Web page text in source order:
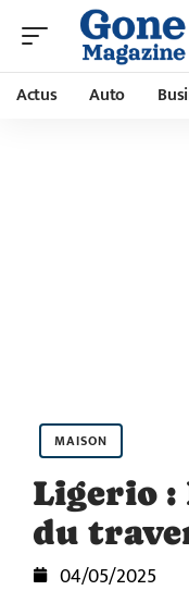
Actus Auto
MAISON
Ligerio :
du
04/05/2025